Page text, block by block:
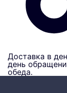
Доставка в
день
обеда.